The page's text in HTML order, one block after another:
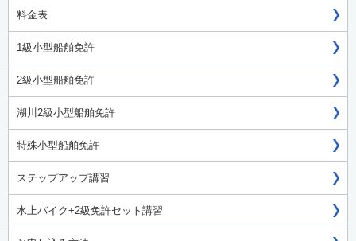
料金表
1級小型船舶免許
2級小型船舶免許
湖川2級小型船舶免許
特殊小型船舶免許
ステップアップ講習
水上バイク+2級免許セット講習